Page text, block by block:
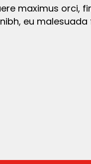
maximus orci,
eu malesuada